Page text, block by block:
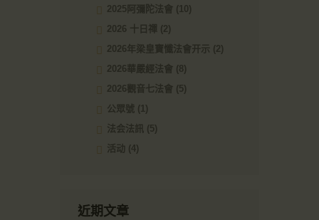
2025阿彌陀法會 (10)
2026 十日禪
(2)
2026年梁皇寶懺法會开示 (2)
2026華嚴經法會 (8)
2026觀音七法會 (5)
公眾號 (1)
法会法訊 (5)
活动 (4)
近期文章